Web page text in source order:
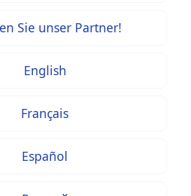
Sie unser Partner!
English
Français
Español